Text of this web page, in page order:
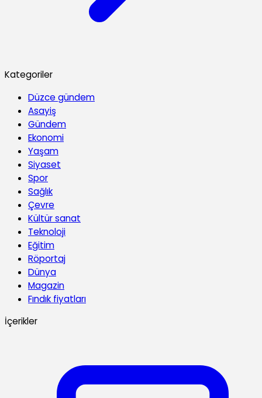
Kategoriler
Düzce gündem
Asayiş
Gündem
Ekonomi
Yaşam
Siyaset
Spor
Sağlık
Çevre
Kültür sanat
Teknoloji
Eğitim
Röportaj
Dünya
Magazin
Fındık fiyatları
İçerikler